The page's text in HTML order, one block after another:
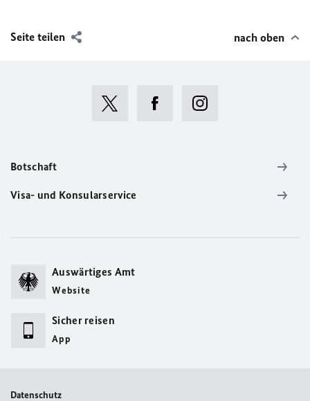
Seite teilen nach oben
Botschaft
Visa- und Konsularservice
Auswärtiges Amt
Website
Sicher reisen
App
Datenschutz